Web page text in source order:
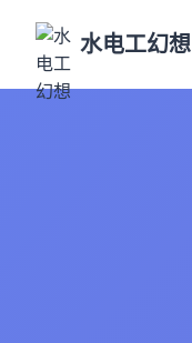
水电工幻想